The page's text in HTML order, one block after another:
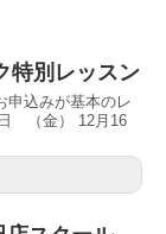
別レッスン
申込みが基本のレ
（金） 12月16